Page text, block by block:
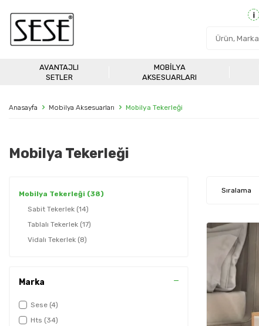
AVANTAJLI
SETLER
MOBILYA
AKSESUARLARI
Anasayfa Mobilya Aksesuarları Mobilya Tekerleği
Mobilya Tekerleği
Mobilya Tekerleği (38)
Sabit Tekerlek (14)
Tablalı Tekerlek (17)
Vidalı Tekerlek (8)
Marka
Sese (4)
Hts (34)